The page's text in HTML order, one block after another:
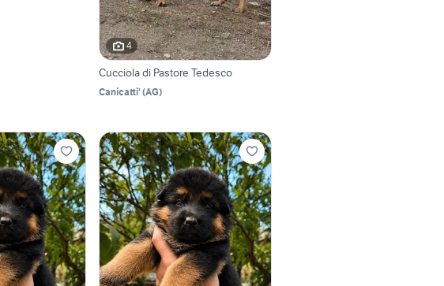
4
Cucciola di Pastore Tedesco
Canicatti' (AG)